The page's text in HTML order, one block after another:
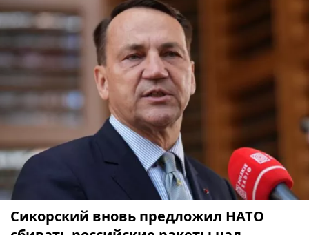
Сикорский вновь предложил НАТО